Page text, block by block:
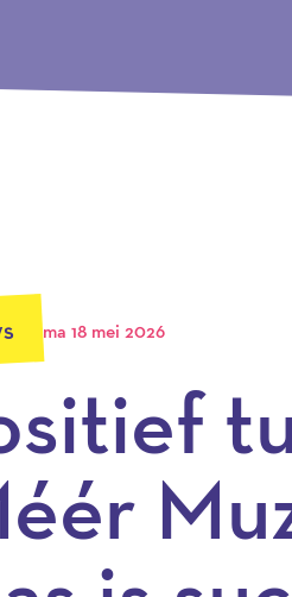
terug naar de homepagina
ma 18 mei 2026